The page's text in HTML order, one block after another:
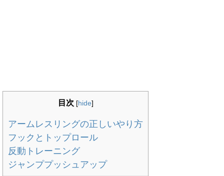
目次 [hide]
アームレスリングの正しいやり方
フックとトップロール
反動トレーニング
ジャンププッシュアップ